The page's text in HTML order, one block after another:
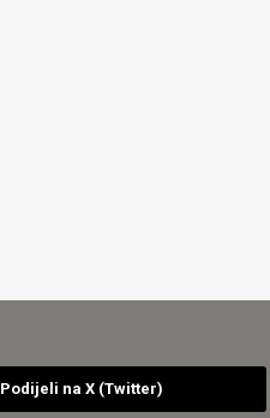
Podijeli na X (Twitter)